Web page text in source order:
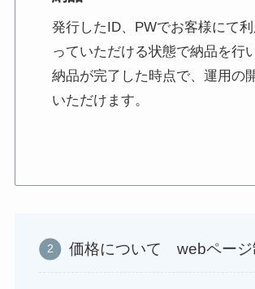
発行したID、PWでお客様にて
っていただける状態で納品を行
納品が完了した時点で、運用の
いただけます。
価格について webページ